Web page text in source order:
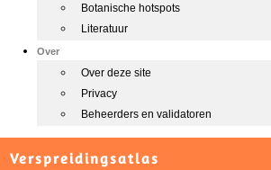
Botanische hotspots
Literatuur
Over
Over deze site
Privacy
Beheerders en validatoren
Verspreidingsatlas